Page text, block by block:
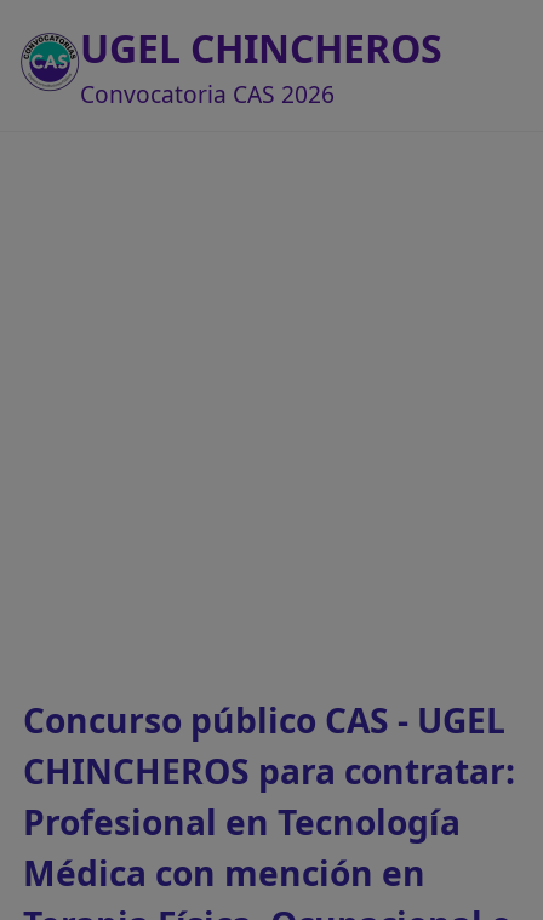
UGEL CHINCHEROS
Convocatoria CAS 2026
Concurso público CAS - UGEL
CHINCHEROS para contratar:
Profesional en Tecnología
Médica con mención en